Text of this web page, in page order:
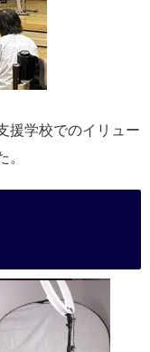
援学校でのイリュー
。